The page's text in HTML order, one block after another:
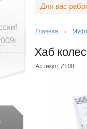
Для вас
Главная
Хаб
Артикул: Z100